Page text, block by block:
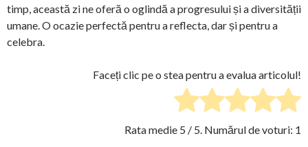
timp, această zi ne oferă o oglindă a progresului și a diversității
umane. O ocazie perfectă pentru a reflecta, dar și pentru a
celebra.
Faceți clic pe o stea pentru a evalua articolul!
Rata medie 5 / 5. Numărul de voturi: 1